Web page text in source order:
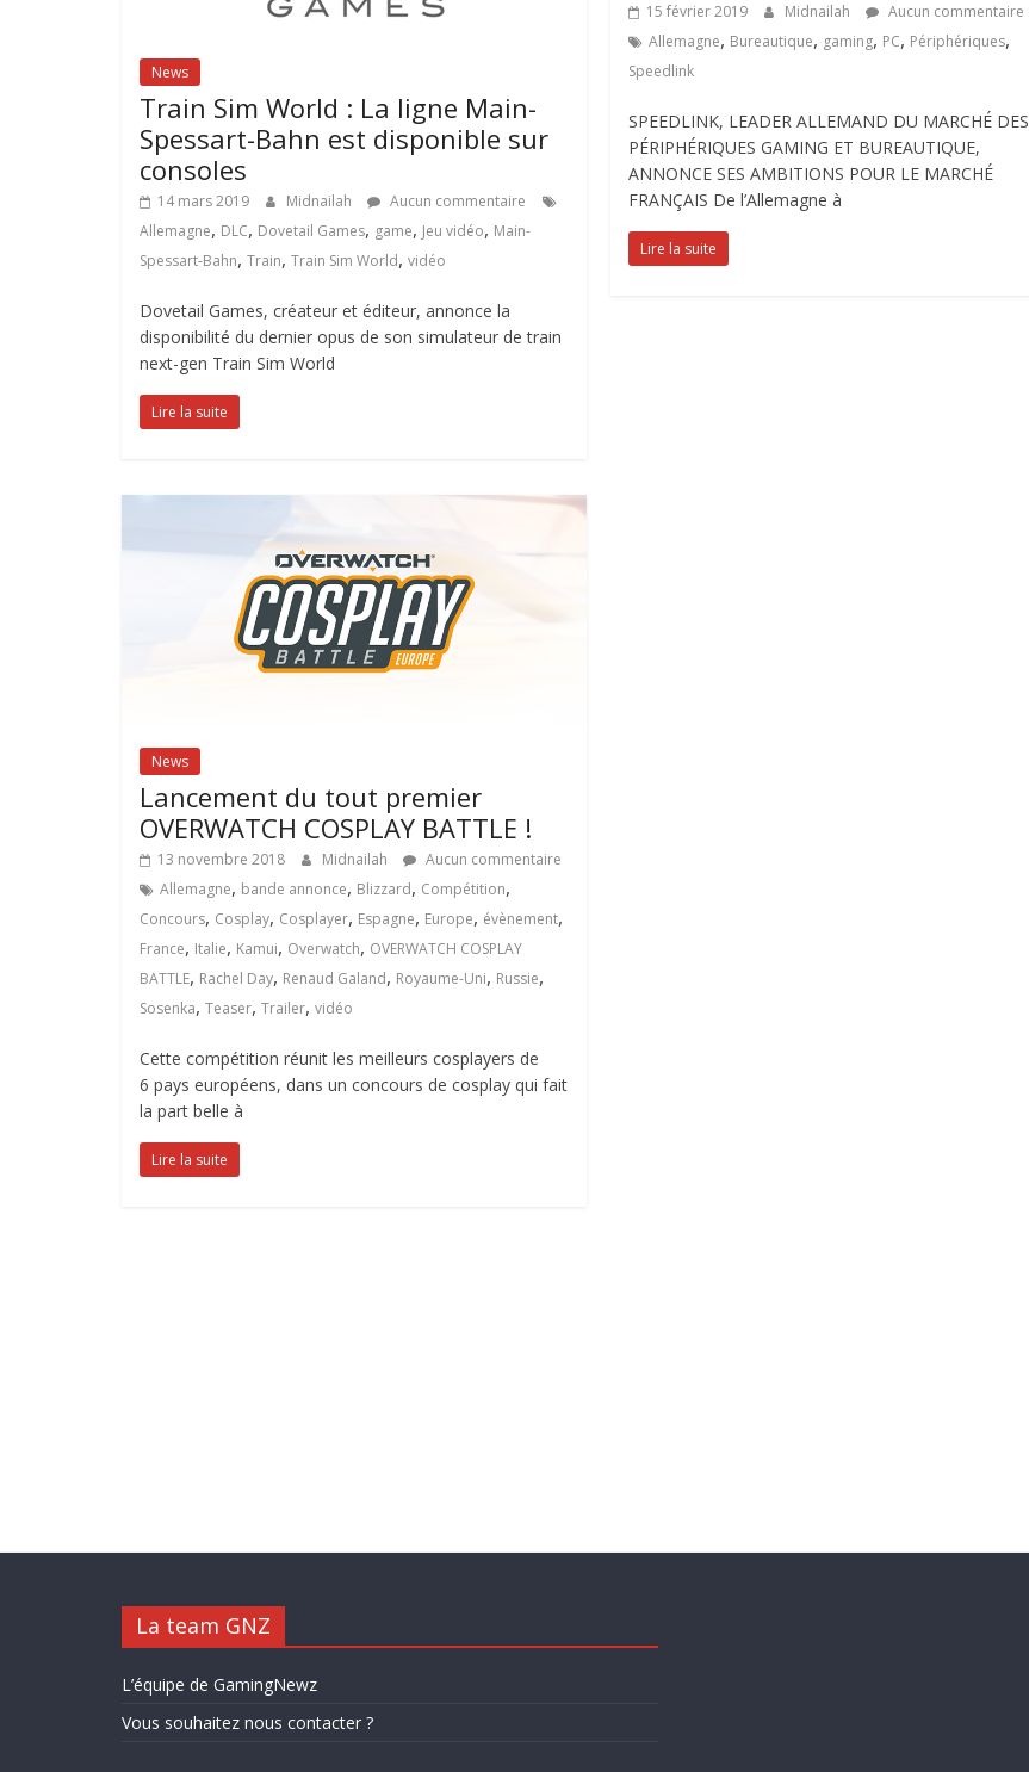
News
Train Sim World : La ligne Main-
Spessart-Bahn est disponible sur
consoles
14 mars 2019 Midnailah
Aucun commentaire
Allemagne, DLC, Dovetail Games, game, Jeu vidéo, Main-
Spessart-Bahn, Train, Train Sim World, vidéo
Dovetail Games, créateur et éditeur, annonce la
disponibilité du dernier opus de son simulateur de train
next-gen Train Sim World
Lire la suite
15 février 2019 Midnailah
Aucun commentaire
Allemagne, Bureautique, gaming, PC, Périphériques,
Speedlink
SPEEDLINK, LEADER ALLEMAND DU MARCHÉ DES
PÉRIPHÉRIQUES GAMING ET BUREAUTIQUE,
ANNONCE SES AMBITIONS POUR LE MARCHÉ
FRANÇAIS De l’Allemagne à
Lire la suite
News
Lancement du tout premier
OVERWATCH COSPLAY BATTLE !
13 novembre 2018 Midnailah
Aucun commentaire
Allemagne, bande annonce, Blizzard, Compétition,
Concours, Cosplay, Cosplayer, Espagne, Europe, évènement,
France, Italie, Kamui, Overwatch, OVERWATCH COSPLAY
BATTLE, Rachel Day, Renaud Galand, Royaume-Uni, Russie,
Sosenka, Teaser, Trailer, vidéo
Cette compétition réunit les meilleurs cosplayers de
6 pays européens, dans un concours de cosplay qui fait
la part belle à
Lire la suite
La team GNZ
L’équipe de GamingNewz
Vous souhaitez nous contacter ?